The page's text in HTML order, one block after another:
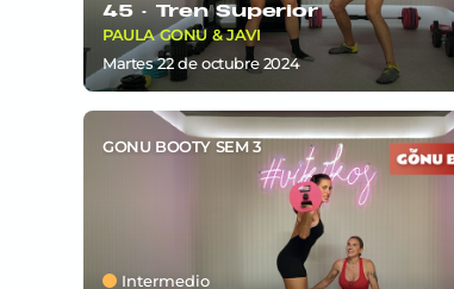
45 · Tren Superior
PAULA GONU & JAVI
martes 22deoctubre 2024
GONU BOOTY SEM 3
Intermedio